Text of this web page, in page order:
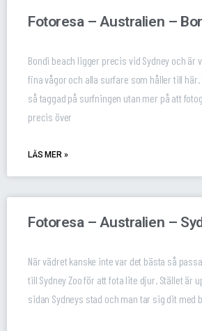
Fotoresa – Australien –
Bondi beach ligger precis vid Sydney och är
fina vågor och alla surfare som håller till
så taggad på surfningen utan mer på att
precis över
LÄS MER »
Fotoresa – Australien –
När vädret kanske inte var det bästa så
till Sydney Zoo för att fota lite djur. Stället är
sidan Sydneys stad och man tar sig dit med